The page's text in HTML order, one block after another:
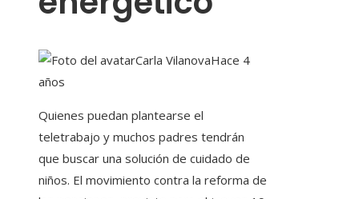
Carla VilanovaHace 4
años
Quienes puedan plantearse el
teletrabajo y muchos padres tendrán
que buscar una solución de cuidado de
niños. El movimiento contra la reforma de